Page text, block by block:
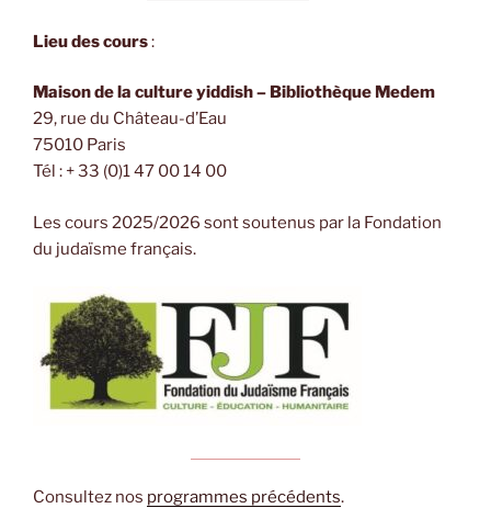
Lieu des cours:
Maison de la culture yiddish – Bibliothèque Medem
29, rue du Château-d’Eau
75010 Paris
Tél : + 33 (0)1 47 00 14 00
Les cours 2025/2026 sont soutenus par la Fondation
du judaïsme français.
Consultez nos programmes précédents.